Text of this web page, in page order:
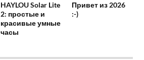
HAYLOU Solar Lite
2: простые и
красивые умные
часы
Привет из 2026
:-)